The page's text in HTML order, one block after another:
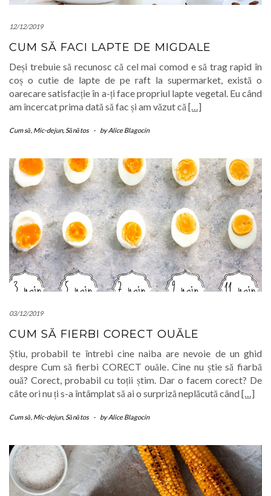
12/12/2019
CUM SĂ FACI LAPTE DE MIGDALE
Deși trebuie să recunosc că cel mai comod e să trag rapid în
coș o cutie de lapte de pe raft la supermarket, există o
oarecare satisfacție în a-ți face propriul lapte vegetal. Eu când
am încercat prima dată să fac și am văzut că […]
Cum să, Mic-dejun,Sănătos - byAlice Blagocin
03/12/2019
CUM SĂ FIERBI CORECT OUĂLE
Știu, probabil te întrebi cine naiba are nevoie de un ghid
despre Cum să fierbi CORECT ouăle. Cine nu știe să fiarbă
ouă? Corect, probabil cu toții știm. Dar o facem corect? De
câte ori nu ți s-a întâmplat să ai o surpriză neplăcută când[…]
Cum să, Mic-dejun,Sănătos - byAlice Blagocin